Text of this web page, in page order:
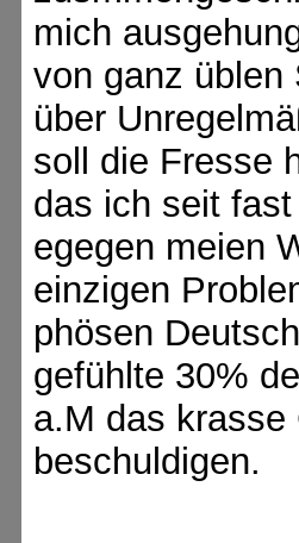
mich
von ganz üblen
über
soll die Fresse
das ich seit
egegen meien
einzigen
phösen
gefühlte 30%
a.M das
beschuldigen.